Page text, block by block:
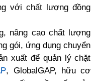
với chất lượng đồng
nâng cao chất lượng
gói, ứng dụng chuyển
xuất để quản lý chặt
, GlobalGAP, hữu cơ